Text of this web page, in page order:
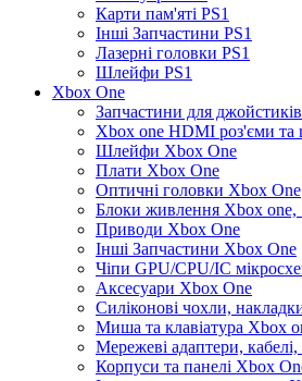
Карти пам'яті PS1
Інші Запчастини PS1
Лазерні головки PS1
Шлейфи PS1
Xbox One
Запчастини для
Xbox one HDMI роз'єми та
Шлейфи Xbox One
Плати Xbox One
Оптичні головки Xbox One
Блоки живлення Xbox one,
Приводи Xbox One
Інші Запчастини Xbox One
Чіпи GPU/CPU/IC
Аксесуари Xbox One
Силіконові чохли,
Миша та клавіатура Xbox
Мережеві адаптери,
Корпуси та панелі Xbox